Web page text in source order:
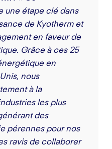
une étape clé dans
de Kyotherm et
en faveur de
Grâce à ces 25
en
nous
à la
les plus
des
pérennes pour nos
ravis de collaborer